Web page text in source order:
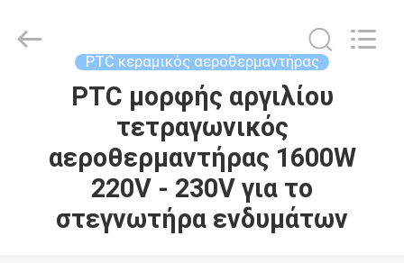
ΠΡΟΪΌΝΤΑ
ΣΧΕΤΙΚΆ
PTC κεραμικός αεροθερμαντήρας
PTC μορφής αργιλίου
τετραγωνικός
αεροθερμαντήρας 1600W
220V - 230V για το
στεγνωτήρα ενδυμάτων